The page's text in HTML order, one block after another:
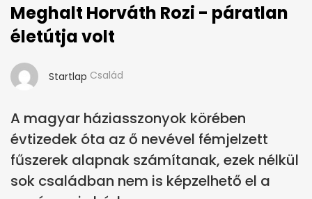
Meghalt Horváth Rozi - páratlan
életútja volt
Startlap Család
A magyar háziasszonyok körében
évtizedek óta az ő nevével fémjelzett
fűszerek alapnak számítanak, ezek nélkül
sok családban nem is képzelhető el a